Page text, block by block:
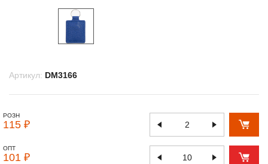
Артикул: DM3166
РОЗН
115 ₽
ОПТ
101 ₽